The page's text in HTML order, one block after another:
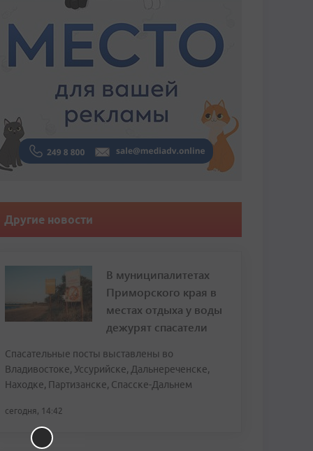
Другие новости
В муниципалитетах
Приморского края в
местах отдыха у воды
дежурят спасатели
Спасательные посты выставлены во
Владивостоке, Уссурийске, Дальнереченске,
Находке, Партизанске, Спасске-Дальнем
сегодня, 14:42